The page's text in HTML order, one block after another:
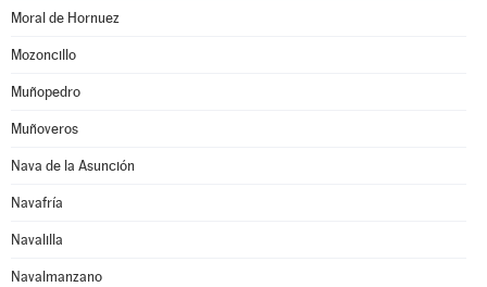
Moral de Hornuez
Mozoncillo
Muñopedro
Muñoveros
Nava de la Asunción
Navafría
Navalilla
Navalmanzano